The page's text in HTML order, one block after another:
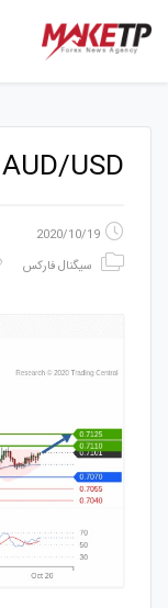
AUD/USD سیگنال
2020/10/19
سیگنال فارکس